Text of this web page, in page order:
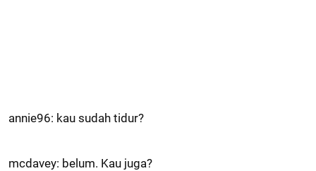
annie96: kau sudah tidur?
mcdavey: belum. Kau juga?